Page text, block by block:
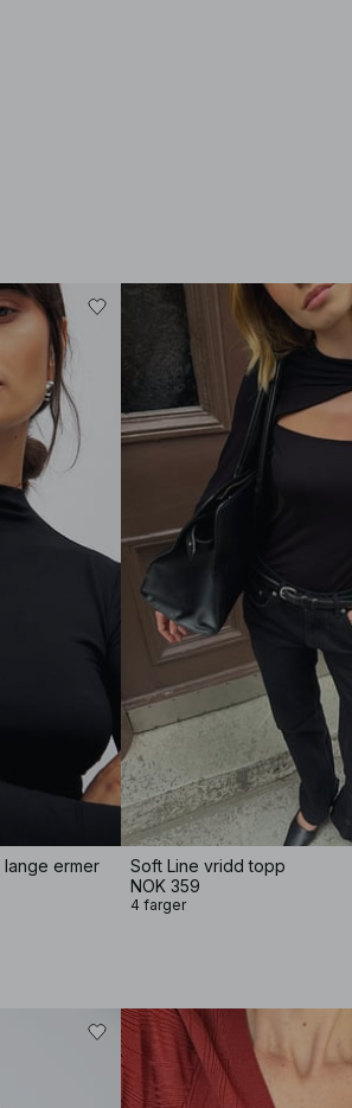
ermer
Soft Line vridd topp
NOK 359
4 farger